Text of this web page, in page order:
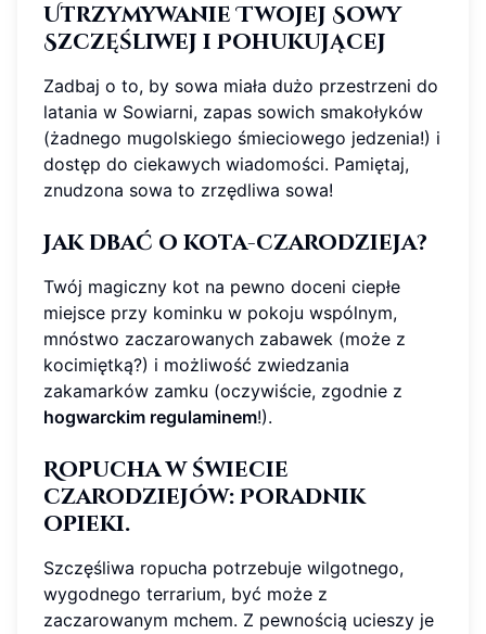
Utrzymywanie Twojej Sowy
Szczęśliwej i Pohukującej
Zadbaj o to, by sowa miała dużo przestrzeni do
latania w Sowiarni, zapas sowich smakołyków
(żadnego mugolskiego śmieciowego jedzenia!) i
dostęp do ciekawych wiadomości. Pamiętaj,
znudzona sowa to zrzędliwa sowa!
Jak dbać o kota-czarodzieja?
Twój magiczny kot na pewno doceni ciepłe
miejsce przy kominku w pokoju wspólnym,
mnóstwo zaczarowanych zabawek (może z
kocimiętką?) i możliwość zwiedzania
zakamarków zamku (oczywiście, zgodnie z
hogwarckim regulaminem!).
Ropucha w świecie
czarodziejów: Poradnik
opieki.
Szczęśliwa ropucha potrzebuje wilgotnego,
wygodnego terrarium, być może z
zaczarowanym mchem. Z pewnością ucieszy je